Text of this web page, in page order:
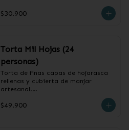
❄️ Producto Congelado
$30.900
Torta Mil Hojas (24
personas)
Torta de finas capas de hojarasca
rellenas y cubierta de manjar
artesanal.
❄️ Producto Congelado
$49.900